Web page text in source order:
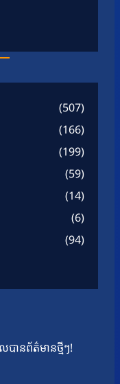
(507)
(166)
(199)
(59)
(14)
(6)
(94)
ានព័ត៌មានថ្មីៗ!